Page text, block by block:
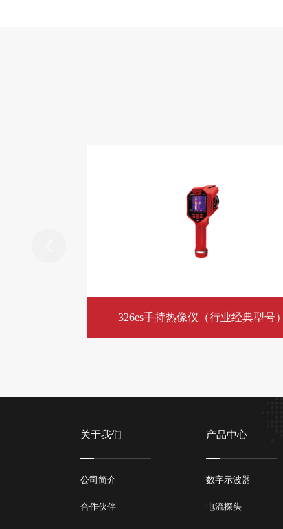
326es手持热像仪（行业经典型号）
关于我们
公司简介
合作伙伴
产品中心
数字示波器
电流探头